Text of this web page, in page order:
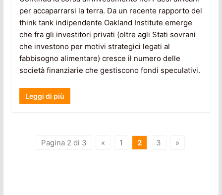
per accaparrarsi la terra. Da un recente rapporto del
think tank indipendente Oakland Institute emerge
che fra gli investitori privati (oltre agli Stati sovrani
che investono per motivi strategici legati al
fabbisogno alimentare) cresce il numero delle
società finanziarie che gestiscono fondi speculativi.
Leggi di più
Pagina 2 di 3 « 1 2 3 »